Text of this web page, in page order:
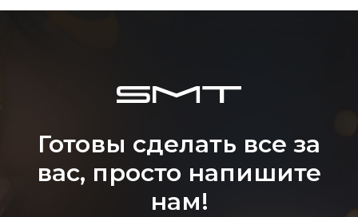
Готовы сделать все за
вас, просто напишите
нам!